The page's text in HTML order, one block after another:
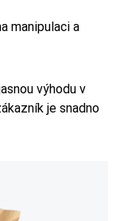
manipulaci a
výhodu v
je snadno